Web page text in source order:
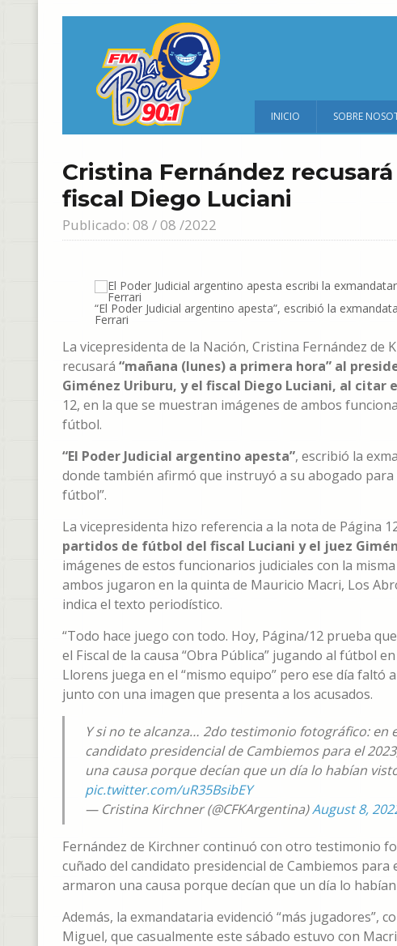
INICIO SOBRE
Cristina Fernández
fiscal Diego Luciani
Publicado: 08 / 08 /2022
“El Poder Judicial argentino apesta”, escribió la
Ferrari
La vicepresidenta de la Nación, Cristina Fernández de
recusará “mañana (lunes) a primera hora” al
Giménez Uriburu, y el fiscal Diego Luciani, al citar
12, en la que se muestran imágenes de ambos
fútbol.
“El Poder Judicial argentino apesta”, escribió la
donde también afirmó que instruyó a su abogado
fútbol”.
La vicepresidenta hizo referencia a la nota de Página
partidos de fútbol del fiscal Luciani y el juez
imágenes de estos funcionarios judiciales con la
ambos jugaron en la quinta de Mauricio Macri, Los
indica el texto periodístico.
“Todo hace juego con todo. Hoy, Página/12 prueba
el Fiscal de la causa “Obra Pública” jugando al fútbol
Llorens juega en el “mismo equipo” pero ese día faltó
junto con una imagen que presenta a los acusados.
Y si no te alcanza… 2do testimonio fotográfico: en
candidato presidencial de Cambiemos para el
una causa porque decían que un día lo habían
pic.twitter.com/uR35BsibEY
— Cristina Kirchner (@CFKArgentina)August 8,
Fernández de Kirchner continuó con otro testimonio
cuñado del candidato presidencial de Cambiemos
armaron una causa porque decían que un día lo habían
Además, la exmandataria evidenció “más jugadores”,
Miguel, que casualmente este sábado estuvo con